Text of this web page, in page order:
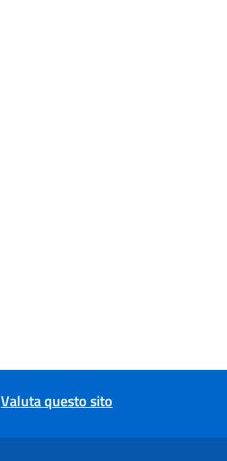
Valuta questo sito